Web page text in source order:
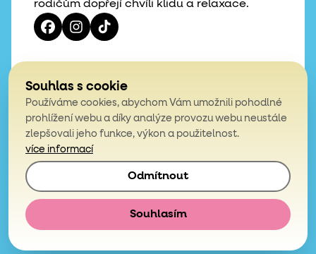
rodičům dopřejí chvíli klidu a relaxace.
4,9
z celkem 200 hodnocení
© 2026, Mámy v rejži. Všechna práva vyhrazena.
Obchodní podmínky
Podmínky ochrany osobních údajů
E-shop vytvořilaSimplia.cz
Souhlas s cookie
Používáme cookies, abychom Vám umožnili pohodlné
prohlížení webu a díky analýze provozu webu neustále
zlepšovali jeho funkce, výkon a použitelnost.
více informací
Odmítnout
Souhlasím